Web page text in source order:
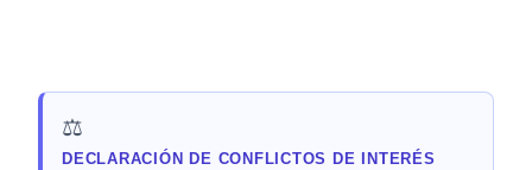
⚖️
DECLARACIÓN DE CONFLICTOS DE INTERÉS